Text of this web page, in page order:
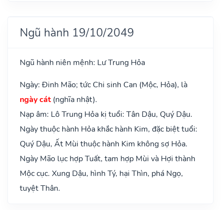
Ngũ hành 19/10/2049
Ngũ hành niên mệnh: Lư Trung Hỏa
Ngày: Đinh Mão; tức Chi sinh Can (Mộc, Hỏa), là
ngày cát(nghĩa nhật).
Nạp âm: Lô Trung Hỏa kị tuổi: Tân Dậu, Quý Dậu.
Ngày thuộc hành Hỏa khắc hành Kim, đặc biệt tuổi:
Quý Dậu, Ất Mùi thuộc hành Kim không sợ Hỏa.
Ngày Mão lục hợp Tuất, tam hợp Mùi và Hợi thành
Mộc cục. Xung Dậu, hình Tý, hại Thìn, phá Ngọ,
tuyệt Thân.